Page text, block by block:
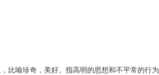
比喻珍奇，美好。指高明的思想和不平常的行为